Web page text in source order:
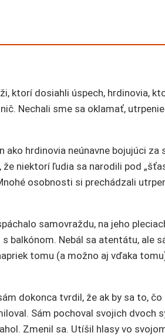
ktorí dosiahli úspech, hrdinovia,
Nechali sme sa oklamať,
hrdinovia neúnavne bojujúci za
niektorí ľudia sa narodili pod
osobnosti si prechádzali
samovraždu, na jeho
balkónom. Nebál sa atentátu, ale
tomu (a možno aj vďaka
dokonca tvrdil, že ak by sa to,
Sám pochoval svojich dvoch
Zmenil sa. Utíšil hlasy vo